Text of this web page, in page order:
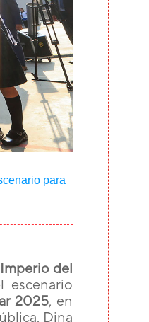
para
del
escenario
2025, en
Dina